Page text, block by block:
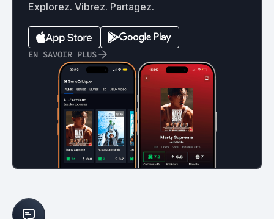
Explorez. Vibrez. Partagez.
EN SAVOIR PLUS